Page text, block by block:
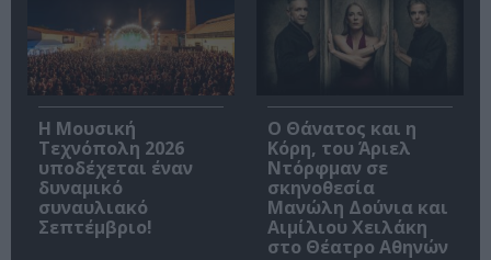
Η Μουσική
Τεχνόπολη 2026
υποδέχεται έναν
δυναμικό
συναυλιακό
Σεπτέμβριο!
Ο Θάνατος και η
Κόρη, του Άριελ
Ντόρφμαν σε
σκηνοθεσία
Μανώλη Δούνια και
Αιμίλιου Χειλάκη
στο Θέατρο Αθηνών